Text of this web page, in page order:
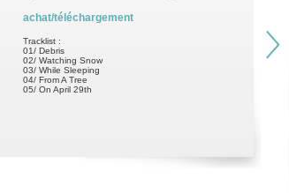
achat/téléchargement
Tracklist :
01/ Debris
02/ Watching Snow
03/ While Sleeping
04/ From A Tree
05/ On April 29th